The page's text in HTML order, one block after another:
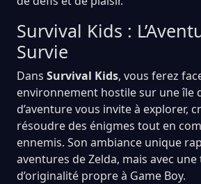
Survival Kids :
Survie
Dans Survival Kids, vous ferez
environnement hostile sur une île
d’aventure vous invite à explorer,
résoudre des énigmes tout en
ennemis. Son ambiance unique
aventures de Zelda, mais avec
d’originalité propre à Game Boy.